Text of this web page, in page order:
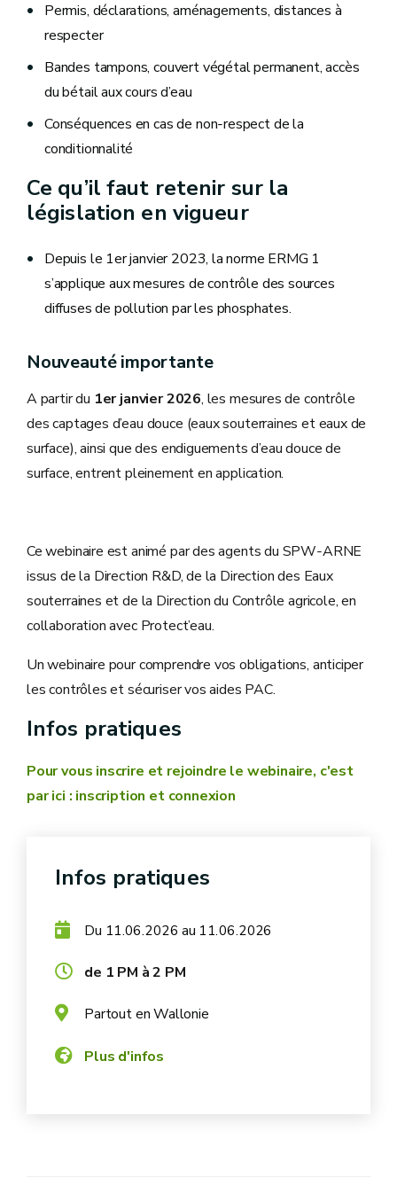
Permis, déclarations, aménagements, distances à
respecter
Bandes tampons, couvert végétal permanent, accès
du bétail aux cours d’eau
Conséquences en cas de non‑respect de la
conditionnalité
Ce qu’il faut retenir sur la
législation en vigueur
Depuis le 1er janvier 2023, la norme ERMG 1
s’applique aux mesures de contrôle des sources
diffuses de pollution par les phosphates.
Nouveauté importante
A partir du 1er janvier 2026, les mesures de contrôle
des captages d’eau douce (eaux souterraines et eaux de
surface), ainsi que des endiguements d’eau douce de
surface, entrent pleinement en application.
Ce webinaire est animé par des agents du SPW‑ARNE
issus de la Direction R&D, de la Direction des Eaux
souterraines et de la Direction du Contrôle agricole, en
collaboration avec Protect’eau.
Un webinaire pour comprendre vos obligations, anticiper
les contrôles et sécuriser vos aides PAC.
Infos pratiques
Pour vous inscrire et rejoindre le webinaire, c'est
par ici : inscription et connexion
Infos pratiques
Du 11.06.2026 au 11.06.2026
de 1 PM à 2 PM
Partout en Wallonie
Plus d'infos